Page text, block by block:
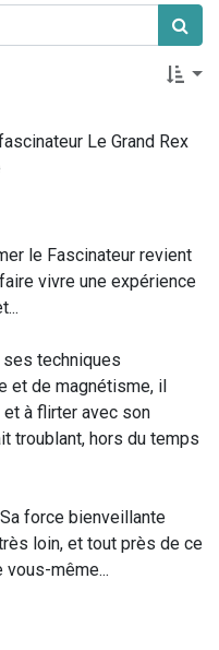
le Fascinateur revient
vivre une expérience
ses techniques
et de magnétisme, il
à flirter avec son
troublant, hors du temps
force bienveillante
loin, et tout près de ce
même...